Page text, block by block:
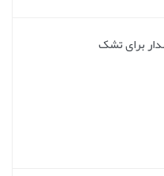
برای تشک